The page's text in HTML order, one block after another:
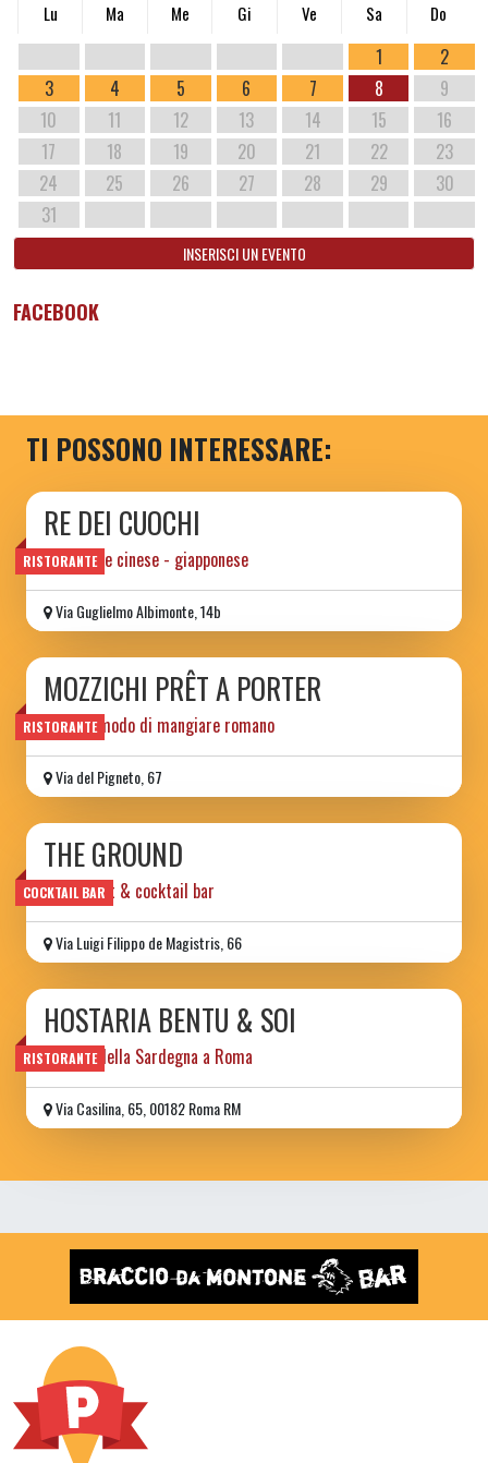
Lu Ma Me Gi Ve Sa Do
1
2
3
4 5 6 7 8
9
10
11 12 13 14 15
16
17
18 19 20 21 22
23
24
25 26 27 28 29
30
31
INSERISCI UN EVENTO
FACEBOOK
TI POSSONO INTERESSARE:
RISTORANTE
RE DEI CUOCHI
ristorante cinese - giapponese
Via Guglielmo Albimonte, 14b
RISTORANTE
MOZZICHI PRÊT A PORTER
il nuovo modo di mangiare romano
Via del Pigneto, 67
COCKTAIL BAR
THE GROUND
restaurant & cocktail bar
Via Luigi Filippo de Magistris, 66
RISTORANTE
HOSTARIA BENTU & SOI
I sapori della Sardegna a Roma
Via Casilina, 65, 00182 Roma RM